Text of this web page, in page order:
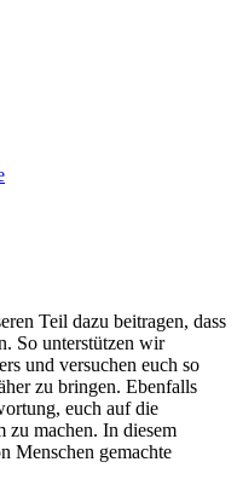
Teil dazu beitragen, dass
So unterstützen wir
und versuchen euch so
zu bringen. Ebenfalls
euch auf die
zu machen. In diesem
Menschen gemachte